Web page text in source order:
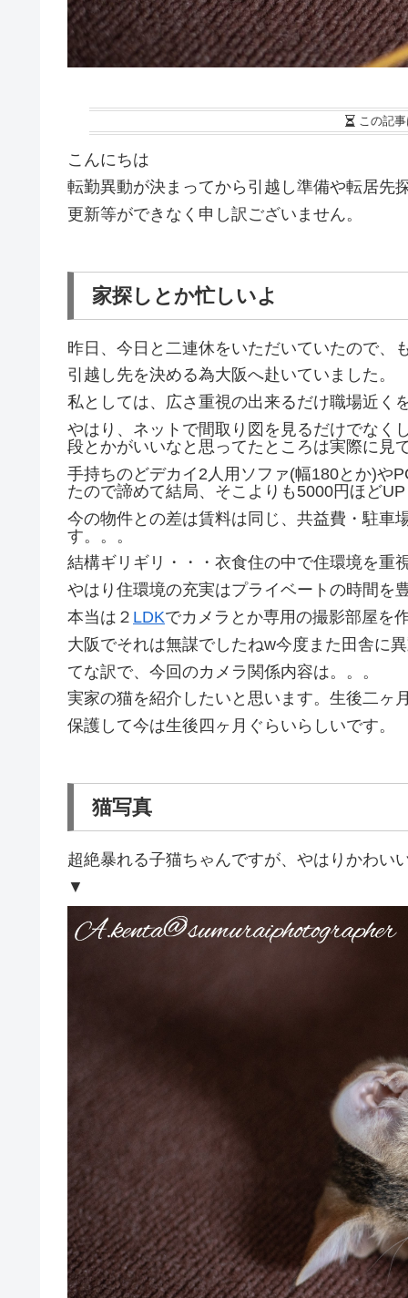
この記事
こんにちは
転勤異動が決まってから引越し準備や転居先
更新等ができなく申し訳ございません。
家探しとか忙しいよ
昨日、今日と二連休をいただいていたので、
引越し先を決める為大阪へ赴いていました。
私としては、広さ重視の出来るだけ職場近く
やはり、ネットで間取り図を見るだけでなく
段とかがいいなと思ってたところは実際に見
手持ちのどデカイ2人用ソファ(幅180とか)や
たので諦めて結局、そこよりも5000円ほど
今の物件との差は賃料は同じ、共益費・駐車
す。。。
結構ギリギリ・・・衣食住の中で住環境を重
やはり住環境の充実はプライベートの時間を
本当は２ LDKでカメラとか専用の撮影部屋を
大阪でそれは無謀でしたねw今度また田舎に
てな訳で、今回のカメラ関係内容は。。。
実家の猫を紹介したいと思います。生後二ヶ
保護して今は生後四ヶ月ぐらいらしいです。
猫写真
超絶暴れる子猫ちゃんですが、やはりかわい
▼